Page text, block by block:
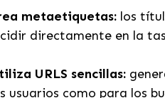
metaetiquetas: los
directamente en la
URLS sencillas:
usuarios como para los